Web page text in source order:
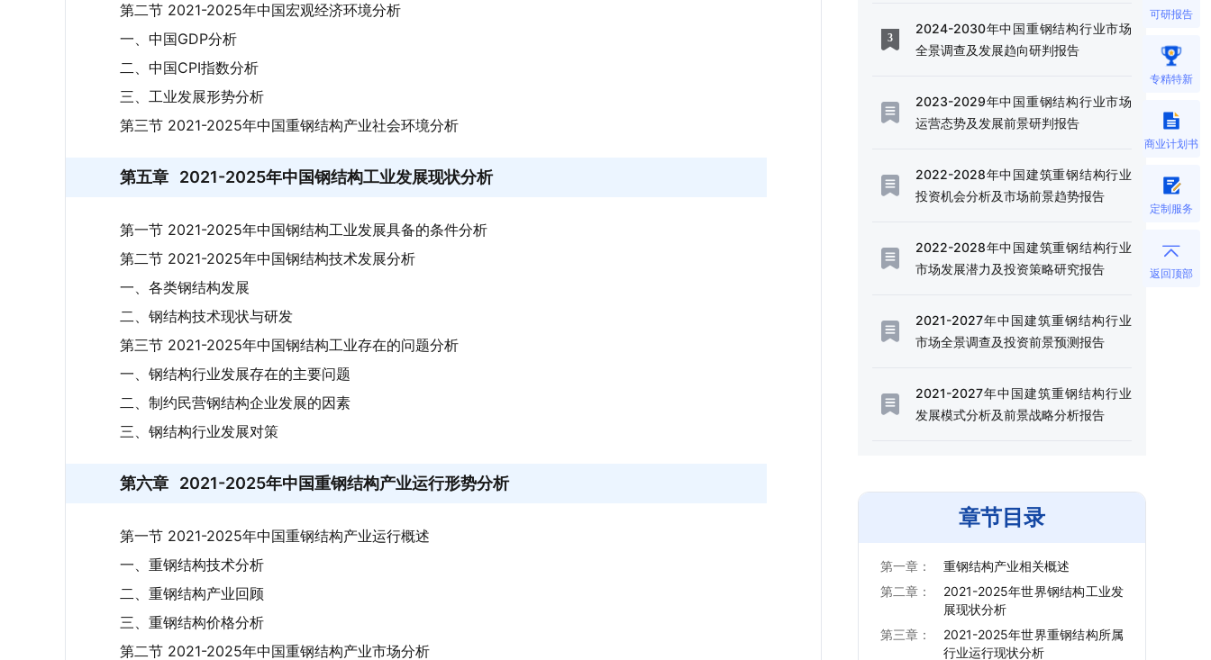
第二节 2021-2025年中国宏观经济环境分析
一、中国GDP分析
二、中国CPI指数分析
三、工业发展形势分析
第三节 2021-2025年中国重钢结构产业社会环境分析
第五章 2021-2025年中国钢结构工业发展现状分析
第一节 2021-2025年中国钢结构工业发展具备的条件分析
第二节 2021-2025年中国钢结构技术发展分析
一、各类钢结构发展
二、钢结构技术现状与研发
第三节 2021-2025年中国钢结构工业存在的问题分析
一、钢结构行业发展存在的主要问题
二、制约民营钢结构企业发展的因素
三、钢结构行业发展对策
第六章 2021-2025年中国重钢结构产业运行形势分析
第一节 2021-2025年中国重钢结构产业运行概述
一、重钢结构技术分析
二、重钢结构产业回顾
三、重钢结构价格分析
第二节 2021-2025年中国重钢结构产业市场分析
2024-2030年中国重钢结构行业市场
全景调查及发展趋向研判报告
2023-2029年中国重钢结构行业市场
运营态势及发展前景研判报告
2022-2028年中国建筑重钢结构行业
投资机会分析及市场前景趋势报告
2022-2028年中国建筑重钢结构行业
市场发展潜力及投资策略研究报告
2021-2027年中国建筑重钢结构行业
市场全景调查及投资前景预测报告
2021-2027年中国建筑重钢结构行业
发展模式分析及前景战略分析报告
章节目录
第一章：
重钢结构产业相关概述
第二章：
2021-2025年世界钢结构工业发
展现状分析
第三章：
2021-2025年世界重钢结构所属
行业运行现状分析
可研报告
专精特新
商业计划书
定制服务
返回顶部